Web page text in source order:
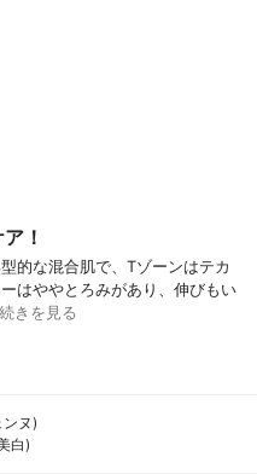
！
的な混合肌で、Tゾーンはテカ
はややとろみがあり、伸びもい
続きを見る
ヌ)
白)